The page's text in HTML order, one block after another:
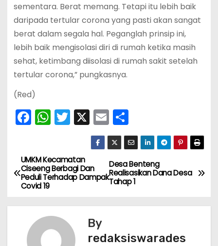
sementara. Berat memang. Tetapi itu lebih baik
daripada tertular corona yang pasti akan sangat
berat dalam segala hal. Peganglah prinsip ini,
lebih baik mengisolasi diri di rumah ketika masih
sehat, ketimbang diisolasi di rumah sakit setelah
tertular corona,” pungkasnya.
(Red)
F
a
e
b
o
o
k
W
h
ts
A
p
T
w
er
X E
m
ai
l
S
h
ar
e
N
a
v
Desa Benteng
Realisasikan Dana Desa
Tahap 1
UMKM Kecamatan
Ciseeng Berbagi Dan
Peduli Terhadap Dampak
Covid 19
By
redaksiswarades